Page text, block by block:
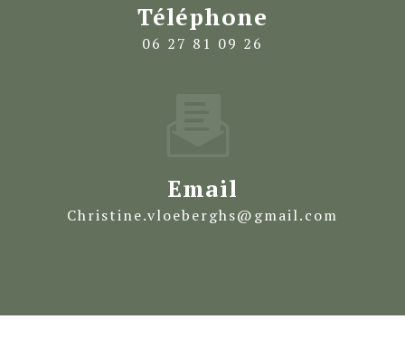
Téléphone
06 27 81 09 26
Email
christine.vloeberghs@gmail.com